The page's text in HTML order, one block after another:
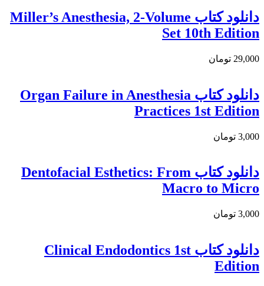
دانلود کتاب Miller’s Anesthesia, 2-Volume
Set 10th Edition
29,000 تومان
دانلود کتاب Organ Failure in Anesthesia
Practices 1st Edition
3,000 تومان
دانلود کتاب Dentofacial Esthetics: From
Macro to Micro
3,000 تومان
دانلود کتاب Clinical Endodontics 1st
Edition